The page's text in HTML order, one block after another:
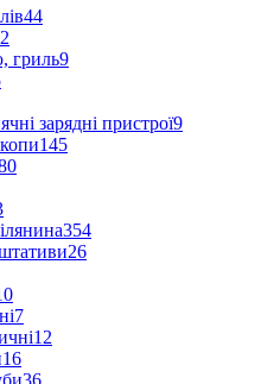
44
2
гриль9
зарядні пристрої9
145
354
26
7
12
16
36